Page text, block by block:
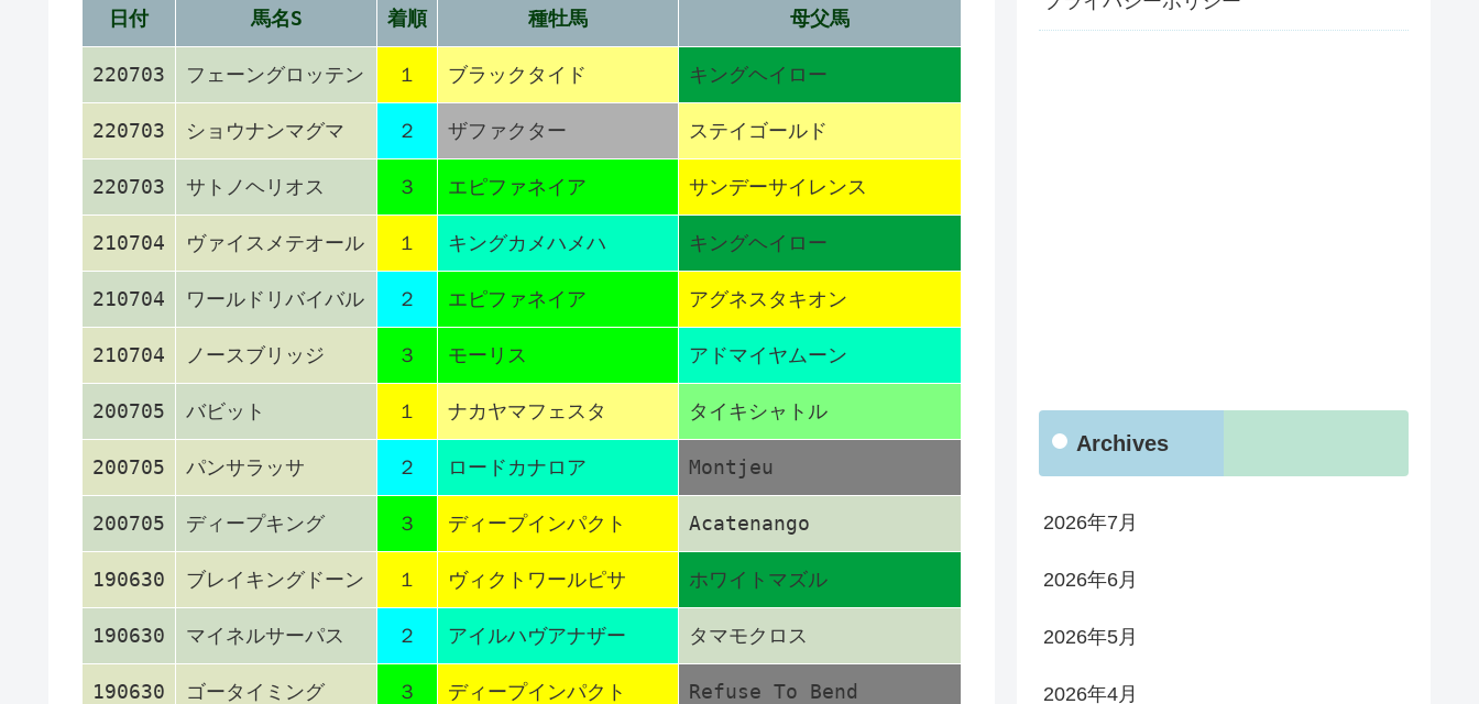
日付 馬名S 着順 種牡馬 母父馬
220703 フェーングロッテン １ ブラックタイド キングヘイロー
220703 ショウナンマグマ ２ ザファクター ステイゴールド
220703 サトノヘリオス ３ エピファネイア サンデーサイレンス
210704 ヴァイスメテオール １ キングカメハメハ キングヘイロー
210704 ワールドリバイバル ２ エピファネイア アグネスタキオン
210704 ノースブリッジ ３ モーリス アドマイヤムーン
200705 バビット １ ナカヤマフェスタ タイキシャトル
200705 パンサラッサ ２ ロードカナロア Montjeu
200705 ディープキング ３ ディープインパクト Acatenango
190630 ブレイキングドーン １ ヴィクトワールピサ ホワイトマズル
190630 マイネルサーパス ２ アイルハヴアナザー タマモクロス
190630 ゴータイミング ３ ディープインパクト Refuse To Bend
Archives
2026年7月
2026年6月
2026年5月
2026年4月